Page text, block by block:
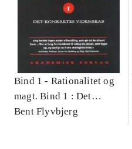
Bind 1 - Rationalitet og
magt. Bind 1 : Det
konkretes videnskab
Bent Flyvbjerg